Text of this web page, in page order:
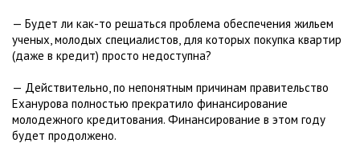
— Будет ли как-то решаться проблема обеспечения жильем
ученых, молодых специалистов, для которых покупка квартир
(даже в кредит) просто недоступна?
— Действительно, по непонятным причинам правительство
Еханурова полностью прекратило финансирование
молодежного кредитования. Финансирование в этом году
будет продолжено.